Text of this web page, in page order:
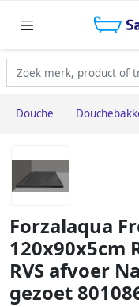
Douche
Forzalaqua
120x90x5cm
RVS afvoer
gezoet